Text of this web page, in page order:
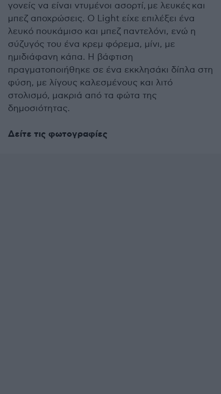
γονείς να είναι ντυμένοι ασορτί, με λευκές και
μπεζ αποχρώσεις. Ο Light είχε επιλέξει ένα
λευκό πουκάμισο και μπεζ παντελόνι, ενώ η
σύζυγός του ένα κρεμ φόρεμα, μίνι, με
ημιδιάφανη κάπα. Η βάφτιση
πραγματοποιήθηκε σε ένα εκκλησάκι δίπλα στη
φύση, με λίγους καλεσμένους και λιτό
στολισμό, μακριά από τα φώτα της
δημοσιότητας.
Δείτε τις φωτογραφίες